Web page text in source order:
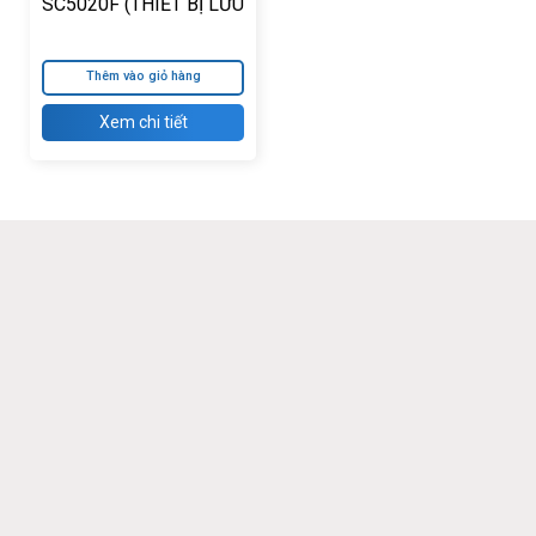
SC5020F (THIẾT BỊ LƯU
SC5020)
Thêm vào giỏ hàng
Xem chi tiết